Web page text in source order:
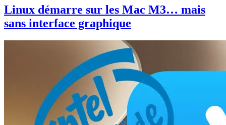
Linux démarre sur les Mac M3… mais
sans interface graphique